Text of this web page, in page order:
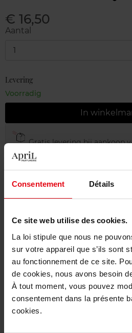
Consentement Détails
Ce site web utilise des cookies.
La loi stipule que nous ne
sur votre appareil que s’ils sont
au fonctionnement de ce site.
de cookies, nous avons besoin
À tout moment, vous pouvez
consentement dans la présente
cookies.
€ 16,50
Aantal
1
Levering
Voorradig
In
Gratis levering bij aankoop
Gratis retour in je winkelpunt
Beschrijving
Karakteristieken
Review